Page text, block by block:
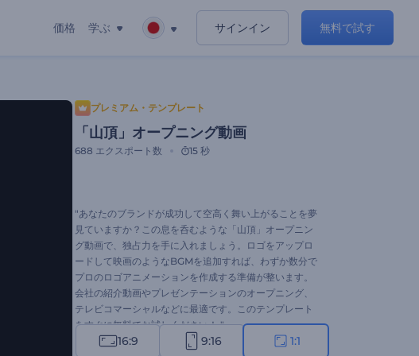
価格 学ぶ サインイン 無料で試す
プレミアム・テンプレート
「山頂」オープニング動画
688 エクスポート数 15 秒
"あなたのブランドが成功して空高く舞い上がることを夢
見ていますか？この息を呑むような「山頂」オープニン
グ動画で、独占力を手に入れましょう。ロゴをアップロ
ードして映画のようなBGMを追加すれば、わずか数分で
プロのロゴアニメーションを作成する準備が整います。
会社の紹介動画やプレゼンテーションのオープニング、
テレビコマーシャルなどに最適です。このテンプレート
をすぐに無料でお試しください！ "
16:9 9:16 1:1